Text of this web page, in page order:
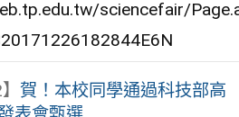
sciencefair/
賀！本校同學通過科技部高